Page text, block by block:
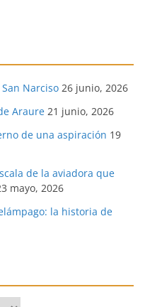
Narciso 26 junio, 2026
Araure 21 junio, 2026
de una aspiración 19
de la aviadora que
mayo, 2026
la historia de